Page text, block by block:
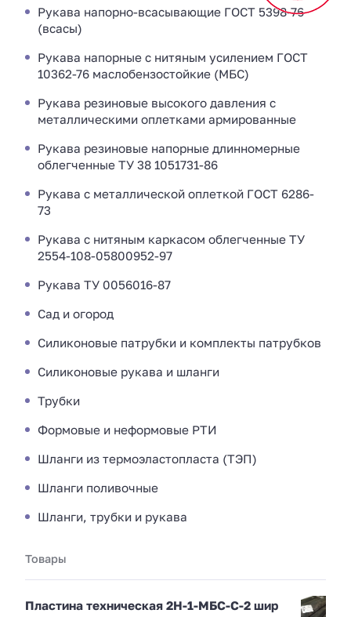
Рукава напорно-всасывающие ГОСТ 5398-76
(всасы)
Рукава напорные с нитяным усилением ГОСТ
10362-76 маслобензостойкие (МБС)
Рукава резиновые высокого давления с
металлическими оплетками армированные
Рукава резиновые напорные длинномерные
облегченные ТУ 38 1051731-86
Рукава с металлической оплеткой ГОСТ 6286-
73
Рукава с нитяным каркасом облегченные ТУ
2554-108-05800952-97
Рукава ТУ 0056016-87
Сад и огород
Силиконовые патрубки и комплекты патрубков
Силиконовые рукава и шланги
Трубки
Формовые и неформовые РТИ
Шланги из термоэластопласта (ТЭП)
Шланги поливочные
Шланги, трубки и рукава
Товары
Пластина техническая 2Н-1-МБС-С-2 шир